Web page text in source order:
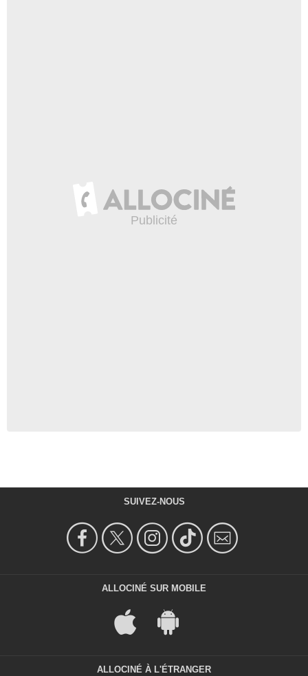
SUIVEZ-NOUS
ALLOCINÉ SUR MOBILE
ALLOCINÉ À L'ÉTRANGER